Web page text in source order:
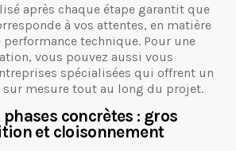
après chaque étape garantit que
à vos attentes, en matière
performance technique. Pour une
vous pouvez aussi vous
spécialisées qui offrent un
sur mesure tout au long du projet.
concrètes : gros
et cloisonnement